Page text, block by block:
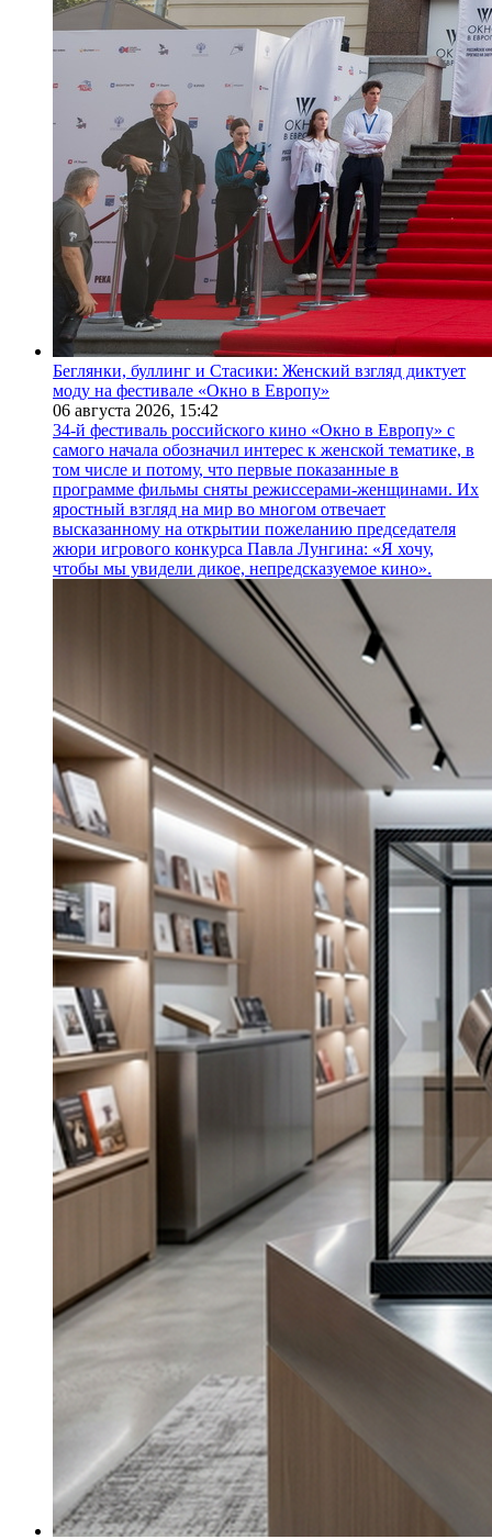
Беглянки, буллинг и Стасики: Женский взгляд диктует
моду на фестивале «Окно в Европу»
06 августа 2026, 15:42
34-й фестиваль российского кино «Окно в Европу» с
самого начала обозначил интерес к женской тематике, в
том числе и потому, что первые показанные в
программе фильмы сняты режиссерами-женщинами. Их
яростный взгляд на мир во многом отвечает
высказанному на открытии пожеланию председателя
жюри игрового конкурса Павла Лунгина: «Я хочу,
чтобы мы увидели дикое, непредсказуемое кино».